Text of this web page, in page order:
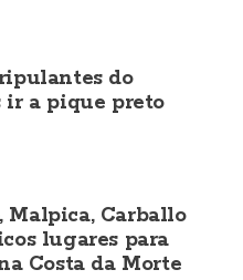
do
ir a pique preto
Malpica, Carballo
lugares para
Costa da Morte